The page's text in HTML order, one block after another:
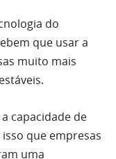
do
que usar a
muito mais
capacidade de
que empresas
uma